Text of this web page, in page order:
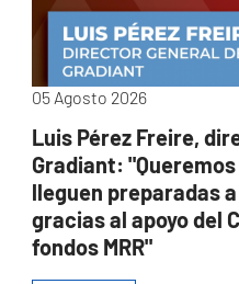
05 Agosto 2026
Luis Pérez Freire,
Gradiant:
lleguen preparadas
gracias al apoyo del
fondos MRR"